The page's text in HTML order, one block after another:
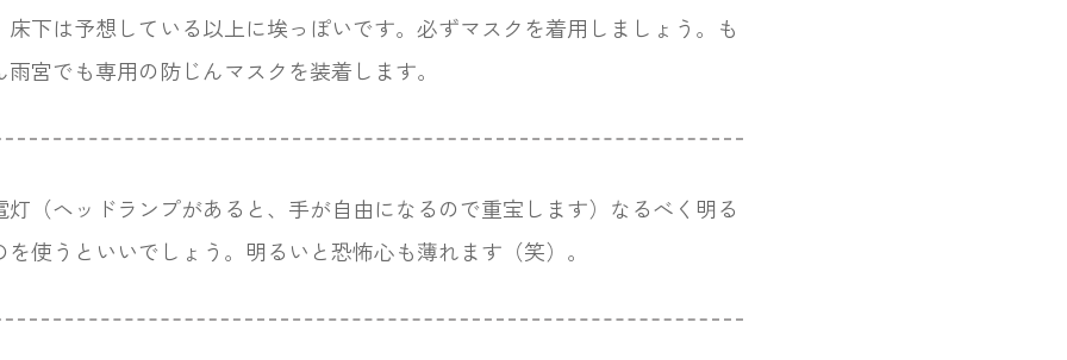
床下は予想している以上に埃っぽいです。必ずマスクを着用しましょう。も
雨宮でも専用の防じんマスクを装着します。
灯（ヘッドランプがあると、手が自由になるので重宝します）なるべく明る
を使うといいでしょう。明るいと恐怖心も薄れます（笑）。